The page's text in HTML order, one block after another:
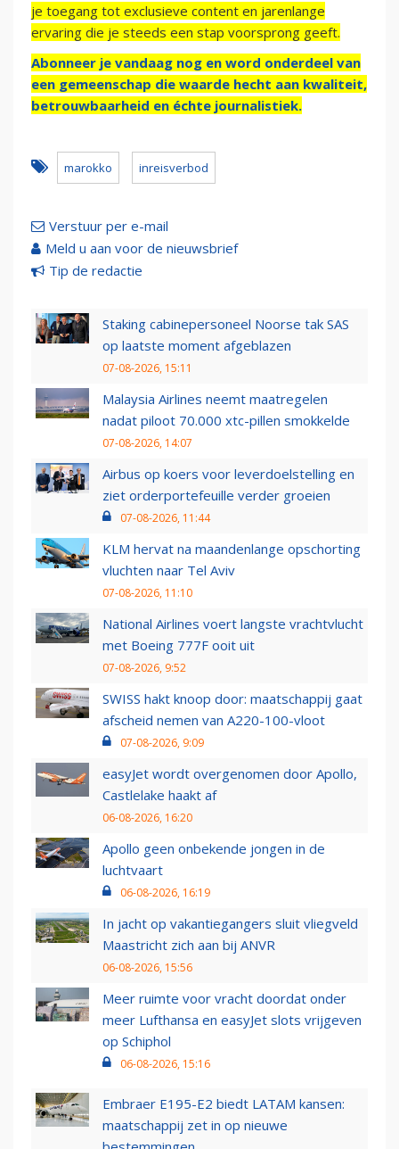
je toegang tot exclusieve content en jarenlange
ervaring die je steeds een stap voorsprong geeft.
Abonneer je vandaag nog en word onderdeel van
een gemeenschap die waarde hecht aan kwaliteit,
betrouwbaarheid en échte journalistiek.
marokko inreisverbod
Verstuur per e-mail
Meld u aan voor de nieuwsbrief
Tip de redactie
Staking cabinepersoneel Noorse tak SAS
op laatste moment afgeblazen
07-08-2026, 15:11
Malaysia Airlines neemt maatregelen
nadat piloot 70.000 xtc-pillen smokkelde
07-08-2026, 14:07
Airbus op koers voor leverdoelstelling en
ziet orderportefeuille verder groeien
07-08-2026, 11:44
KLM hervat na maandenlange opschorting
vluchten naar Tel Aviv
07-08-2026, 11:10
National Airlines voert langste vrachtvlucht
met Boeing 777F ooit uit
07-08-2026, 9:52
SWISS hakt knoop door: maatschappij gaat
afscheid nemen van A220-100-vloot
07-08-2026, 9:09
easyJet wordt overgenomen door Apollo,
Castlelake haakt af
06-08-2026, 16:20
Apollo geen onbekende jongen in de
luchtvaart
06-08-2026, 16:19
In jacht op vakantiegangers sluit vliegveld
Maastricht zich aan bij ANVR
06-08-2026, 15:56
Meer ruimte voor vracht doordat onder
meer Lufthansa en easyJet slots vrijgeven
op Schiphol
06-08-2026, 15:16
Embraer E195-E2 biedt LATAM kansen:
maatschappij zet in op nieuwe